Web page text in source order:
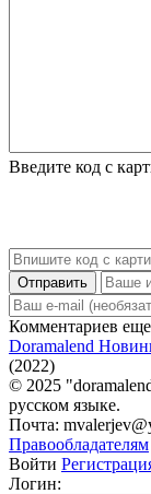
Введите код с
Отправить
Комментариев
Doramalend
(2022)
© 2025
русском языке.
Почта:
Правообладателям
Войти
Логин: